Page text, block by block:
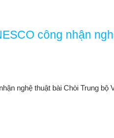
công nhận
nghệ thuật bài Chòi Trung bộ